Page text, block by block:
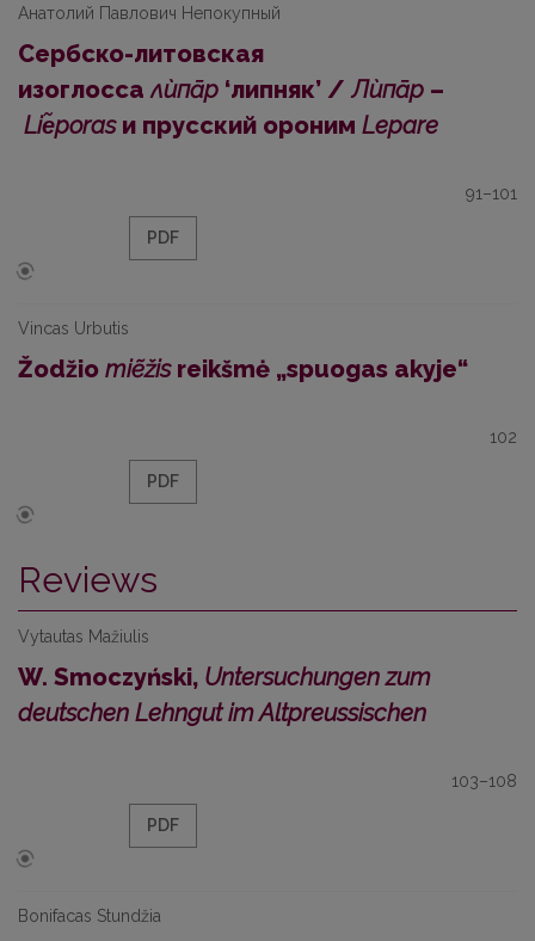
Анатолий Павлович Непокупный
Сербско-литовская
изоглоссалѝпāр ‘липняк’ /Лѝпāр –
Liе̃porasи прусский ороним Lepare
91–101
PDF
Vincas Urbutis
Žodžio miẽžisreikšmė „spuogas akyje“
102
PDF
Reviews
Vytautas Mažiulis
W. Smoczyński, Untersuchungen zum
deutschen Lehngut im Altpreussischen
103–108
PDF
Bonifacas Stundžia